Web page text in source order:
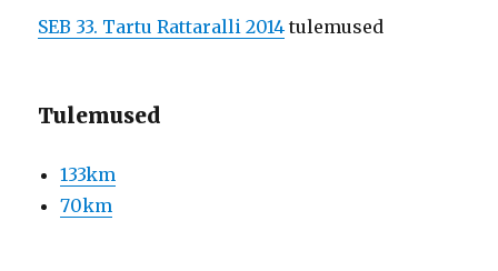
SEB 33. Tartu Rattaralli 2014 tulemused
Tulemused
133km
70km